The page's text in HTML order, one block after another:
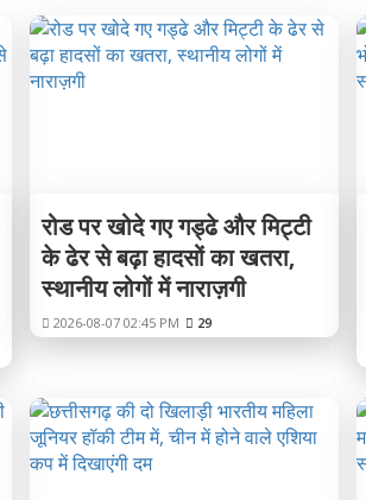
रोड पर खोदे गए गड्ढे और मिट्टी
के ढेर से बढ़ा हादसों का खतरा,
स्थानीय लोगों में नाराज़गी
2026-08-07 02:45 PM 29